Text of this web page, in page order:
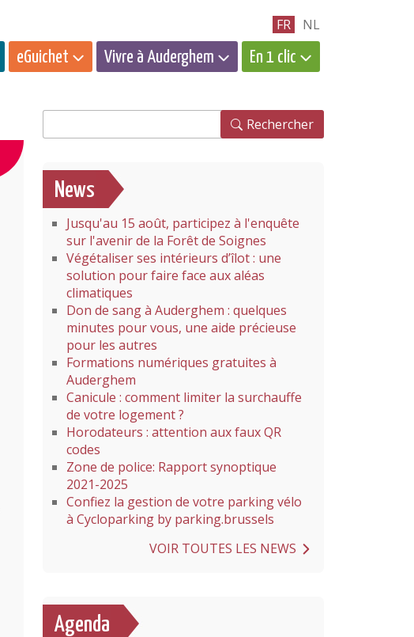
FR NL
eGuichet Vivre à Auderghem En 1 clic
Rechercher
News
Jusqu'au 15 août, participez à l'enquête
sur l'avenir de la Forêt de Soignes
Végétaliser ses intérieurs d’îlot : une
solution pour faire face aux aléas
climatiques
Don de sang à Auderghem : quelques
minutes pour vous, une aide précieuse
pour les autres
Formations numériques gratuites à
Auderghem
Canicule : comment limiter la surchauffe
de votre logement ?
Horodateurs : attention aux faux QR
codes
Zone de police: Rapport synoptique
2021-2025
Confiez la gestion de votre parking vélo
à Cycloparking by parking.brussels
VOIR TOUTES LES NEWS
Agenda